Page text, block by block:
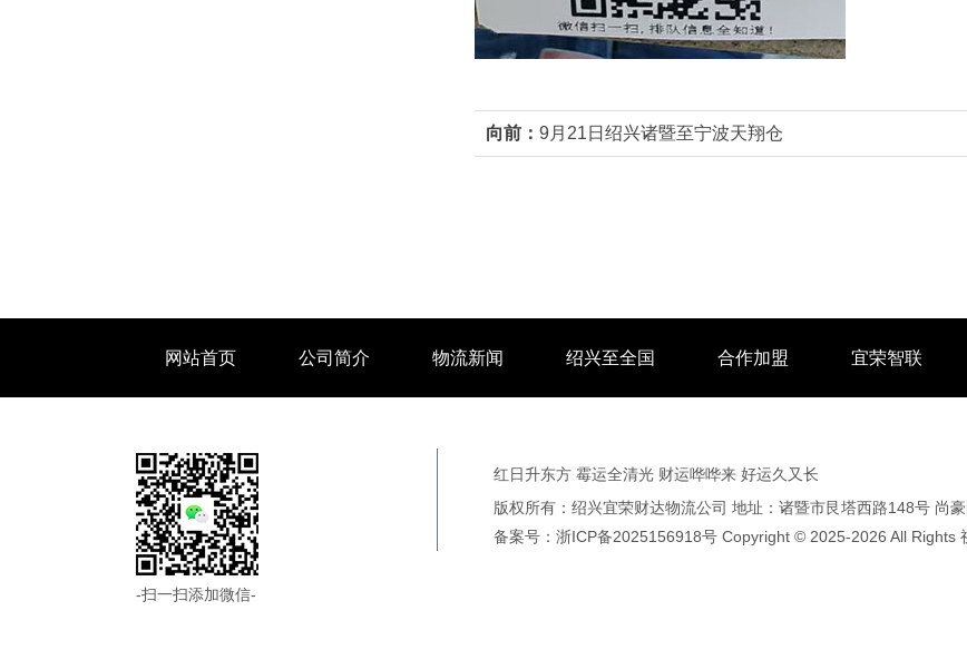
向前： 9月21日绍兴诸暨至宁波天翔仓
网站首页 公司简介 物流新闻 绍兴至全国 合作加盟 宜荣智联
-扫一扫添加微信-
红日升东方 霉运全清光 财运哗哗来 好运久又长
版权所有：绍兴宜荣财达物流公司 地址：诸暨市艮塔西路148号 尚
备案号： 浙ICP备2025156918号 Copyright © 2025-2026 All Rights